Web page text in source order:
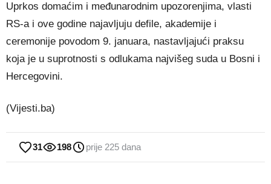
Uprkos domaćim i međunarodnim upozorenjima, vlasti
RS-a i ove godine najavljuju defile, akademije i
ceremonije povodom 9. januara, nastavljajući praksu
koja je u suprotnosti s odlukama najvišeg suda u Bosni i
Hercegovini.
(Vijesti.ba)
31 198 prije 225 dana